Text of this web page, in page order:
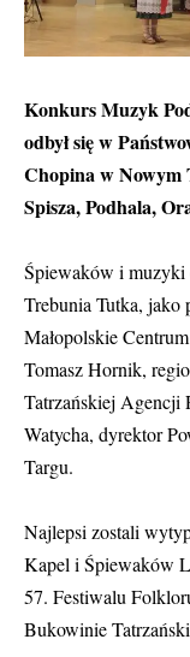
Konkurs Muzyk
odbył się w
Chopina w Nowym
Spisza, Podhala,
Śpiewaków i muzyki
Trebunia Tutka, jako
Małopolskie
Tomasz Hornik,
Tatrzańskiej Agencji
Watycha, dyrektor
Targu.
Najlepsi zostali
Kapel i Śpiewaków
57. Festiwalu
Bukowinie